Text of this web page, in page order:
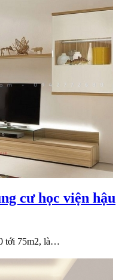
cư học viện hậu
tới 75m2, là…